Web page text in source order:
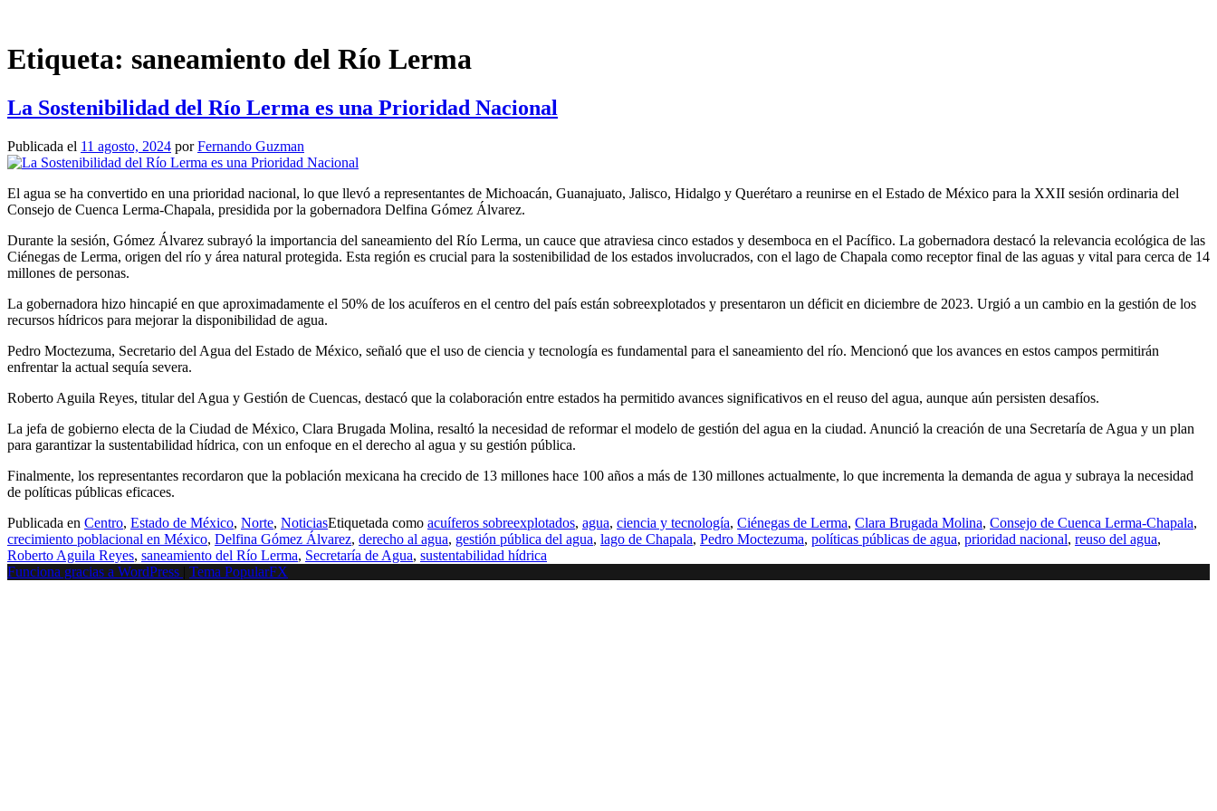
contenido
Etiqueta: saneamiento del Río Lerma
La Sostenibilidad del Río Lerma es una Prioridad Nacional
Publicada el 11 agosto, 2024 porFernando Guzman
El agua se ha convertido en una prioridad nacional, lo que llevó a representantes de Michoacán, Guanajuato, Jalisco, Hidalgo y Querétaro a reunirse en el Estado de México para la XXII sesión ordinaria del
Consejo de Cuenca Lerma-Chapala, presidida por la gobernadora Delfina Gómez Álvarez.
Durante la sesión, Gómez Álvarez subrayó la importancia del saneamiento del Río Lerma, un cauce que atraviesa cinco estados y desemboca en el Pacífico. La gobernadora destacó la relevancia ecológica de las
Ciénegas de Lerma, origen del río y área natural protegida. Esta región es crucial para la sostenibilidad de los estados involucrados, con el lago de Chapala como receptor final de las aguas y vital para cerca de 14
millones de personas.
La gobernadora hizo hincapié en que aproximadamente el 50% de los acuíferos en el centro del país están sobreexplotados y presentaron un déficit en diciembre de 2023. Urgió a un cambio en la gestión de los
recursos hídricos para mejorar la disponibilidad de agua.
Pedro Moctezuma, Secretario del Agua del Estado de México, señaló que el uso de ciencia y tecnología es fundamental para el saneamiento del río. Mencionó que los avances en estos campos permitirán
enfrentar la actual sequía severa.
Roberto Aguila Reyes, titular del Agua y Gestión de Cuencas, destacó que la colaboración entre estados ha permitido avances significativos en el reuso del agua, aunque aún persisten desafíos.
La jefa de gobierno electa de la Ciudad de México, Clara Brugada Molina, resaltó la necesidad de reformar el modelo de gestión del agua en la ciudad. Anunció la creación de una Secretaría de Agua y un plan
para garantizar la sustentabilidad hídrica, con un enfoque en el derecho al agua y su gestión pública.
Finalmente, los representantes recordaron que la población mexicana ha crecido de 13 millones hace 100 años a más de 130 millones actualmente, lo que incrementa la demanda de agua y subraya la necesidad
de políticas públicas eficaces.
Publicada en Centro, Estado de México, Norte, NoticiasEtiquetada como acuíferos sobreexplotados, agua, ciencia y tecnología, Ciénegas de Lerma, Clara Brugada Molina, Consejo de Cuenca Lerma-Chapala,
crecimiento poblacional en México, Delfina Gómez Álvarez, derecho al agua, gestión pública del agua, lago de Chapala, Pedro Moctezuma, políticas públicas de agua, prioridad nacional, reuso del agua,
Roberto Aguila Reyes, saneamiento del Río Lerma, Secretaría de Agua, sustentabilidad hídrica
Funciona gracias a WordPress
Tema PopularFX